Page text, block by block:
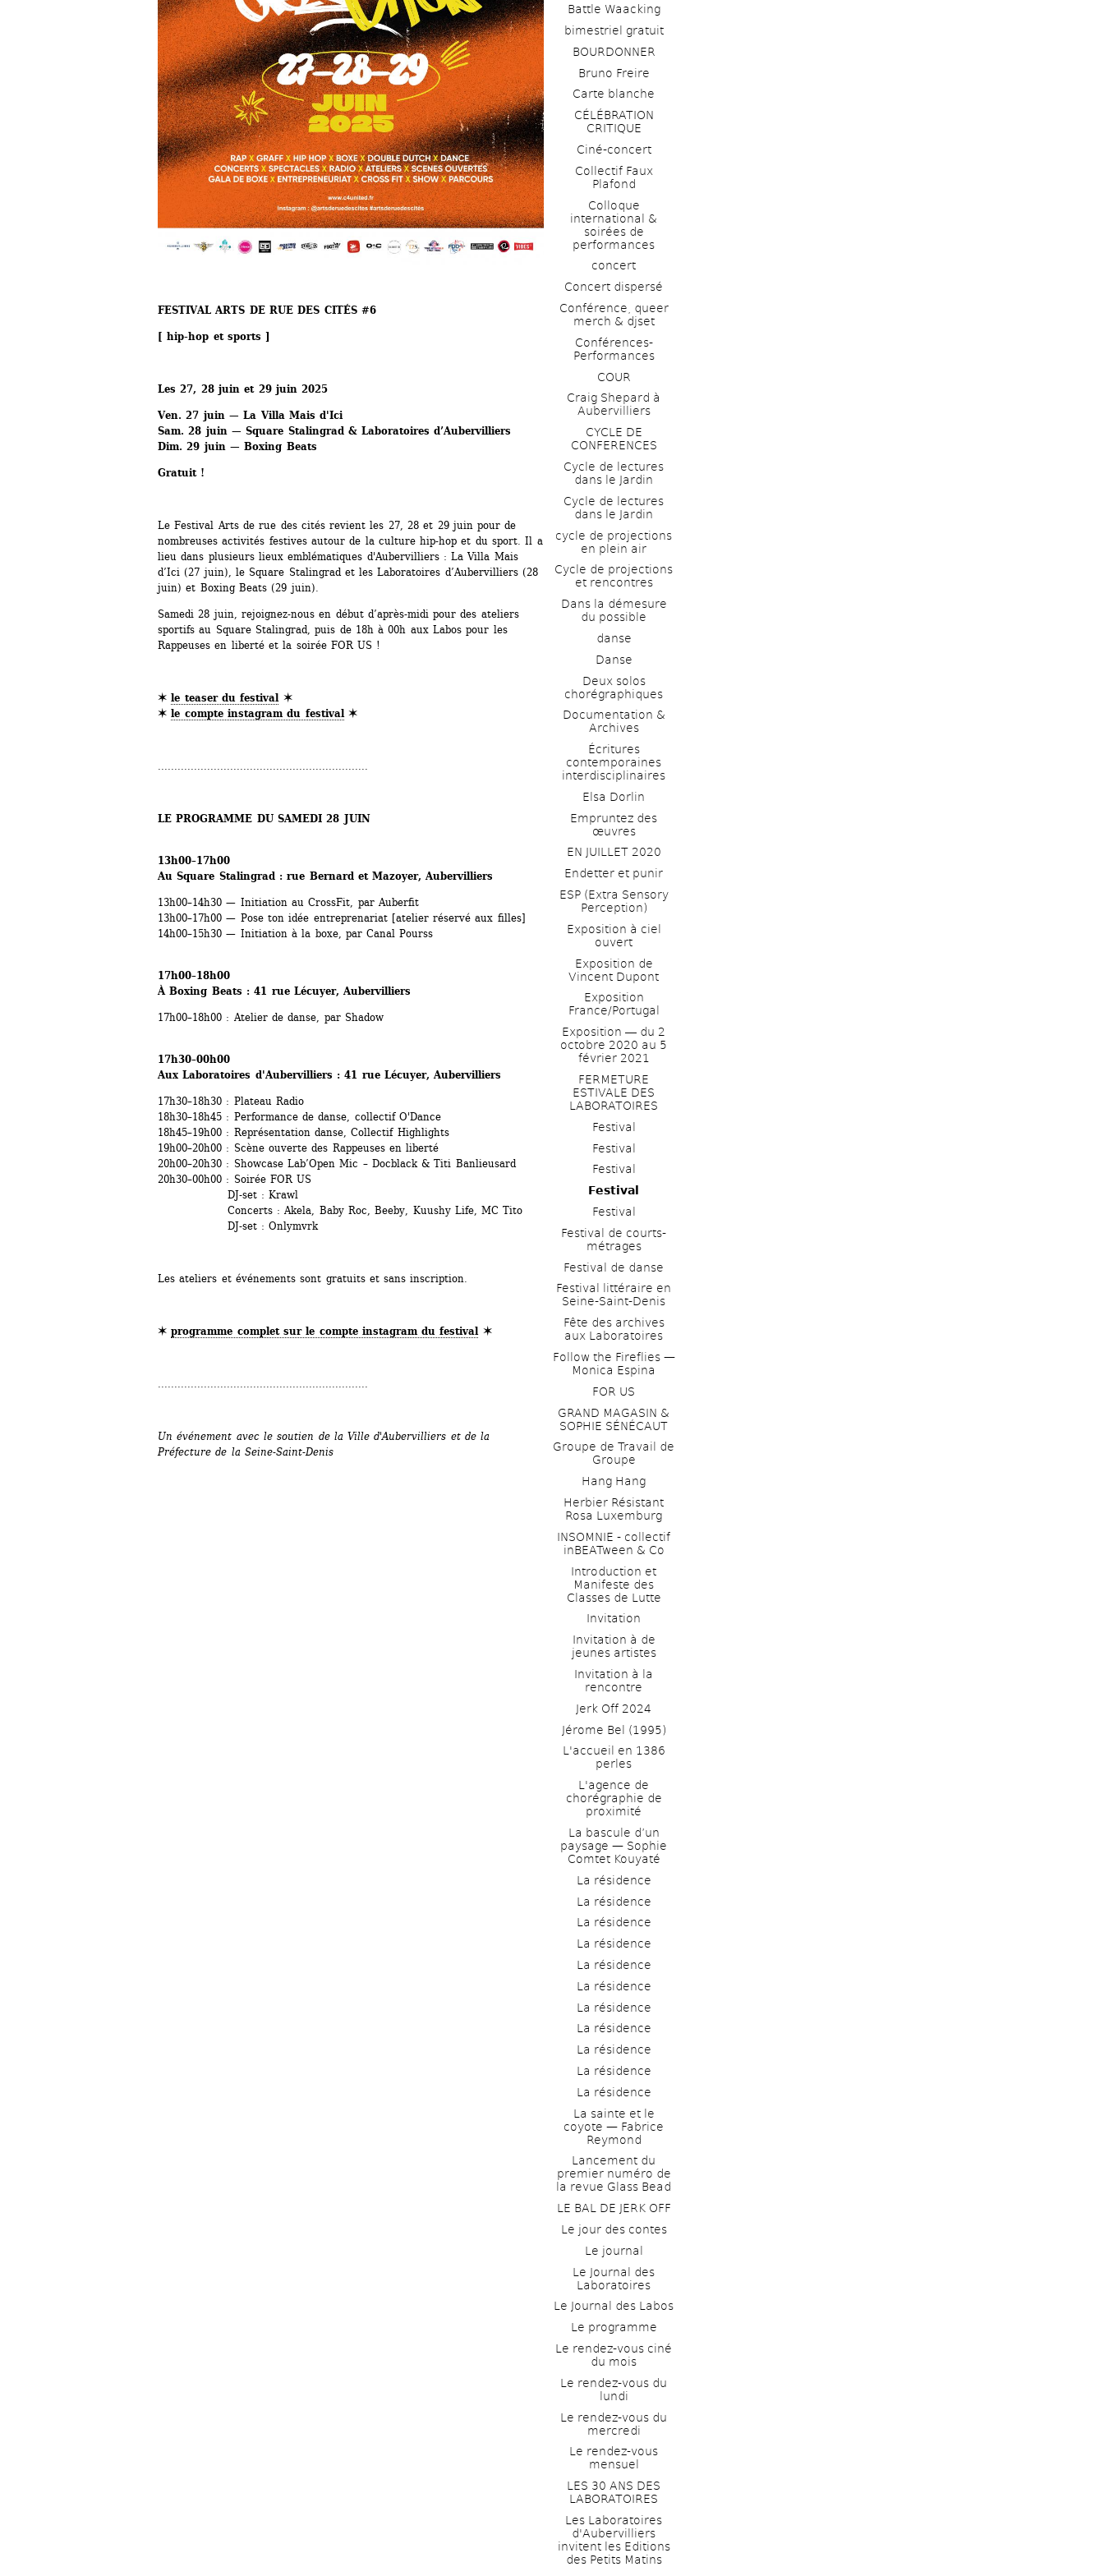
FESTIVAL ARTS DE RUE DES CITÉS #6
[ hip-hop et sports ]
Les 27, 28 juin et 29 juin 2025
Ven. 27 juin — La Villa Mais d'Ici
Sam. 28 juin — Square Stalingrad & Laboratoires d’Aubervilliers
Dim. 29 juin — Boxing Beats
Gratuit !
Le Festival Arts de rue des cités revient les 27, 28 et 29 juin pour de
nombreuses activités festives autour de la culture hip-hop et du sport. Il a
lieu dans plusieurs lieux emblématiques d'Aubervilliers : La Villa Mais
d’Ici (27 juin), le Square Stalingrad et les Laboratoires d’Aubervilliers (28
juin) et Boxing Beats (29 juin).
Samedi 28 juin, rejoignez-nous en début d’après-midi pour des ateliers
sportifs au Square Stalingrad, puis de 18h à 00h aux Labos pour les
Rappeuses en liberté et la soirée FOR US !
✶ le teaser du festival✶
✶ le compte instagram du festival✶
................................................................
LE PROGRAMME DU SAMEDI 28 JUIN
13h00–17h00
Au Square Stalingrad : rue Bernard et Mazoyer, Aubervilliers
13h00–14h30 — Initiation au CrossFit, par Auberfit
13h00–17h00 — Pose ton idée entreprenariat [atelier réservé aux filles]
14h00–15h30 — Initiation à la boxe, par Canal Pourss
17h00–18h00
À Boxing Beats : 41 rue Lécuyer, Aubervilliers
17h00–18h00 : Atelier de danse, par Shadow
17h30–00h00
Aux Laboratoires d'Aubervilliers : 41 rue Lécuyer, Aubervilliers
17h30–18h30 : Plateau Radio
18h30–18h45 : Performance de danse, collectif O'Dance
18h45–19h00 : Représentation danse, Collectif Highlights
19h00–20h00 : Scène ouverte des Rappeuses en liberté
20h00–20h30 : Showcase Lab’Open Mic – Docblack & Titi Banlieusard
20h30–00h00 : Soirée FOR US
DJ-set : Krawl
Concerts : Akela, Baby Roc, Beeby, Kuushy Life, MC Tito
DJ-set : Onlymvrk
Les ateliers et événements sont gratuits et sans inscription.
✶ programme complet sur le compte instagram du festival✶
................................................................
Un événement avec le soutien de la Ville d'Aubervilliers et de la
Préfecture de la Seine-Saint-Denis
Battle Waacking
bimestriel gratuit
BOURDONNER
Bruno Freire
Carte blanche
CÉLÉBRATION
CRITIQUE
Ciné-concert
Collectif Faux
Plafond
Colloque
international &
soirées de
performances
concert
Concert dispersé
Conférence, queer
merch & djset
Conférences-
Performances
COUR
Craig Shepard à
Aubervilliers
CYCLE DE
CONFERENCES
Cycle de lectures
dans le Jardin
Cycle de lectures
dans le Jardin
cycle de projections
en plein air
Cycle de projections
et rencontres
Dans la démesure
du possible
danse
Danse
Deux solos
chorégraphiques
Documentation &
Archives
Écritures
contemporaines
interdisciplinaires
Elsa Dorlin
Empruntez des
œuvres
EN JUILLET 2020
Endetter et punir
ESP (Extra Sensory
Perception)
Exposition à ciel
ouvert
Exposition de
Vincent Dupont
Exposition
France/Portugal
Exposition ― du 2
octobre 2020 au 5
février 2021
FERMETURE
ESTIVALE DES
LABORATOIRES
Festival
Festival
Festival
Festival
Festival
Festival de courts-
métrages
Festival de danse
Festival littéraire en
Seine-Saint-Denis
Fête des archives
aux Laboratoires
Follow the Fireflies —
Monica Espina
FOR US
GRAND MAGASIN &
SOPHIE SÉNÉCAUT
Groupe de Travail de
Groupe
Hang Hang
Herbier Résistant
Rosa Luxemburg
INSOMNIE - collectif
inBEATween & Co
Introduction et
Manifeste des
Classes de Lutte
Invitation
Invitation à de
jeunes artistes
Invitation à la
rencontre
Jerk Off 2024
Jérome Bel (1995)
L'accueil en 1386
perles
L'agence de
chorégraphie de
proximité
La bascule d’un
paysage — Sophie
Comtet Kouyaté
La résidence
La résidence
La résidence
La résidence
La résidence
La résidence
La résidence
La résidence
La résidence
La résidence
La résidence
La sainte et le
coyote — Fabrice
Reymond
Lancement du
premier numéro de
la revue Glass Bead
LE BAL DE JERK OFF
Le jour des contes
Le journal
Le Journal des
Laboratoires
Le Journal des Labos
Le programme
Le rendez-vous ciné
du mois
Le rendez-vous du
lundi
Le rendez-vous du
mercredi
Le rendez-vous
mensuel
LES 30 ANS DES
LABORATOIRES
Les Laboratoires
d'Aubervilliers
invitent les Editions
des Petits Matins